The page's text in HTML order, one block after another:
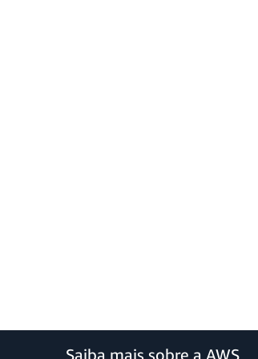
Saiba mais sobre a AWS